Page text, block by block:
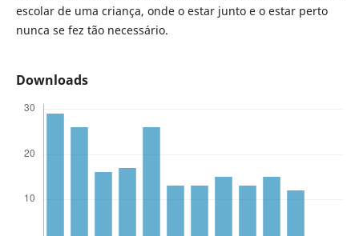
escolar de uma criança, onde o estar junto e o estar perto
nunca se fez tão necessário.
Downloads